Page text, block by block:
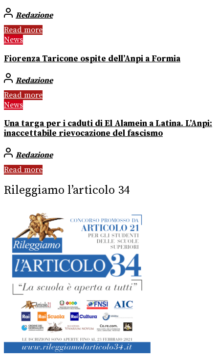
Redazione
Read more
News
Fiorenza Taricone ospite dell’Anpi a Formia
Redazione
Read more
News
Una targa per i caduti di El Alamein a Latina. L’Anpi:
inaccettabile rievocazione del fascismo
Redazione
Read more
Rileggiamo l’articolo 34